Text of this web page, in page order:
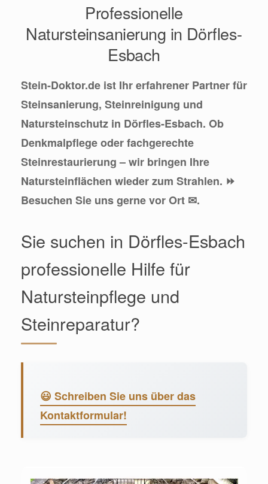
Professionelle
Natursteinsanierung in Dörfles-
Esbach
Stein-Doktor.de ist Ihr erfahrener Partner für
Steinsanierung, Steinreinigung und
Natursteinschutz in Dörfles-Esbach. Ob
Denkmalpflege oder fachgerechte
Steinrestaurierung – wir bringen Ihre
Natursteinflächen wieder zum Strahlen. ⏩
Besuchen Sie uns gerne vor Ort ✉.
Sie suchen in Dörfles-Esbach
professionelle Hilfe für
Natursteinpflege und
Steinreparatur?
😃 Schreiben Sie uns über das
Kontaktformular!